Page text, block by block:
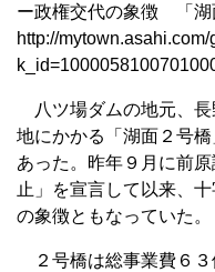
ー政権交代の象徴 「湖
http://
八ツ場ダムの地元、長
地にかかる「湖面２号
あった。昨年９月に前
止」を宣言して以来、
の象徴ともなっていた。
２号橋は総事業費６３